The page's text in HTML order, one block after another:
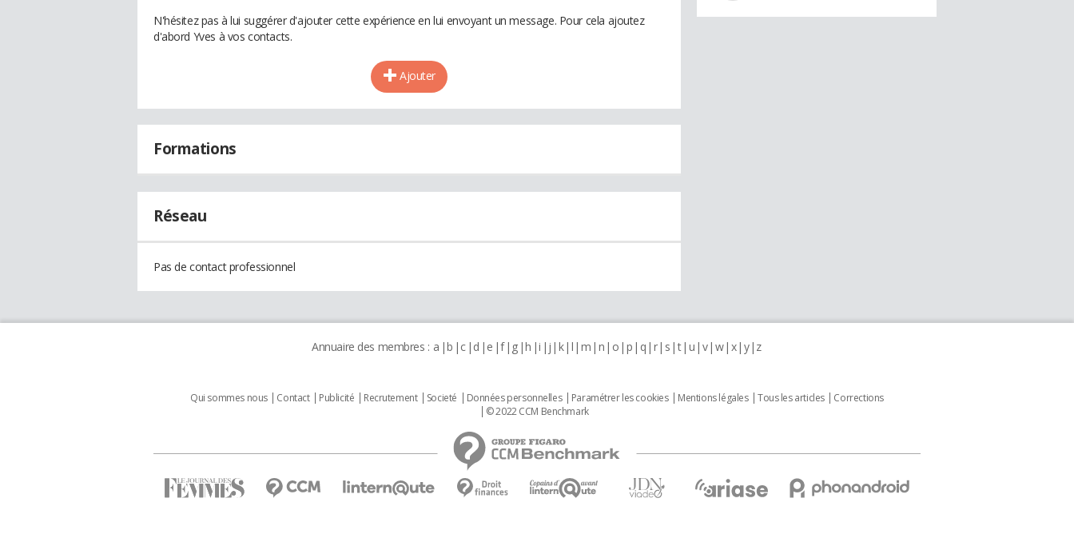
N'hésitez pas à lui suggérer d'ajouter cette expérience en lui envoyant un message. Pour cela ajoutez
d'abord Yves à vos contacts.
Ajouter
Formations
Réseau
Pas de contact professionnel
Annuaire des membres : a b c d e f g h i j k l m n o p q r s t u v w x y z
Qui sommes nous Contact Publicité Recrutement Societé Données personnelles Paramétrer les cookies Mentions légales Tous les articles
Corrections
© 2022 CCM Benchmark